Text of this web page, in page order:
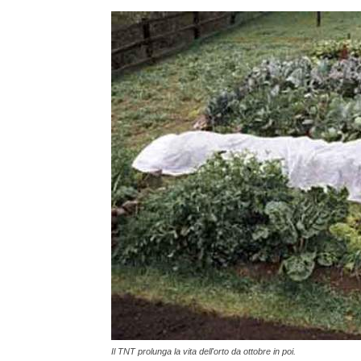
Il TNT prolunga la vita dell'orto da ottobre in poi.